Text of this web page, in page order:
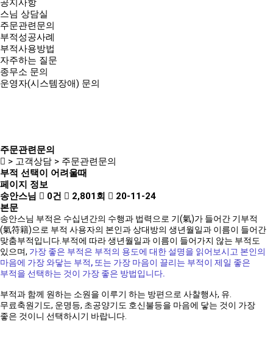
공지사항
스님 상담실
주문관련문의
부적성공사례
부적사용방법
자주하는 질문
종무소 문의
운영자(시스템장애) 문의
주문관련문의
> 고객상담 > 주문관련문의
부적 선택이 어려울때
페이지 정보
송안스님
0건 2,801회
20-11-24
본문
송안스님 부적은 수십년간의 수행과 법력으로 기(氣)가 들어간 기부적
(氣符籍)으로 부적 사용자의 본인과 상대방의 생년월일과 이름이 들어간
맞춤부적입니다.부적에 따라 생년월일과 이름이 들어가지 않는 부적도
있으며, 가장 좋은 부적은 부적의 용도에 대한 설명을 읽어보시고 본인의
마음에 가장 와닿는 부적, 또는 가장 마음이 끌리는 부적이 제일 좋은
부적을 선택하는 것이 가장 좋은 방법입니다.
부적과 함께 원하는 소원을 이루기 하는 방편으로 사찰행사, 유.
무료축원기도, 운명등, 초공양기도 호신불등을 마음에 닿는 것이 가장
좋은 것이니 선택하시기 바랍니다.